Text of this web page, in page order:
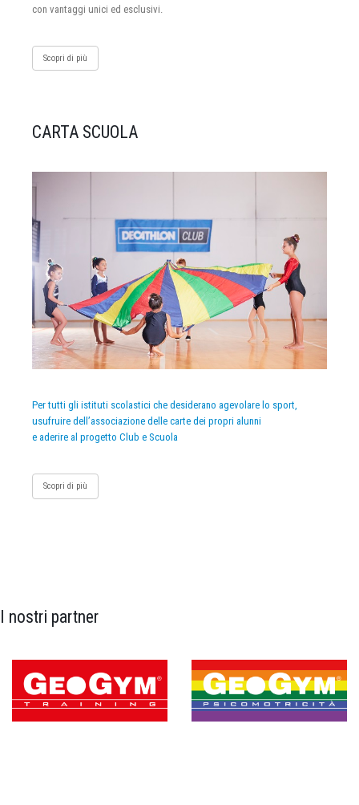
con vantaggi unici ed esclusivi.
Scopri di più
CARTA SCUOLA
Per tutti gli istituti scolastici che desiderano agevolare lo sport,
usufruire dell’associazione delle carte dei propri alunni
e aderire al progetto Club e Scuola
Scopri di più
I nostri partner